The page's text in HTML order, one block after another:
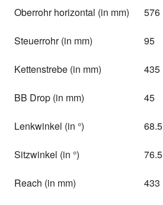
Oberrohr horizontal (in mm) 576
Steuerrohr (in mm) 95
Kettenstrebe (in mm) 435
BB Drop (in mm) 45
Lenkwinkel (in °) 68.5
Sitzwinkel (in °) 76.5
Reach (in mm) 433